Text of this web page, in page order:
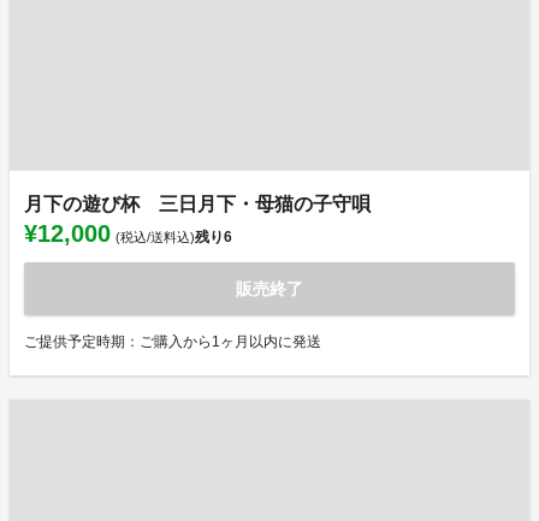
月下の遊び杯 三日月下・母猫の子守唄
¥12,000 (税込/送料込)残り6
販売終了
ご提供予定時期：ご購入から1ヶ月以内に発送